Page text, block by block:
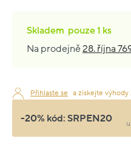
Skladem pouze1 ks
Na prodejně28. října
Přihlaste se a získejte výhody
-20% kód: SRPEN20